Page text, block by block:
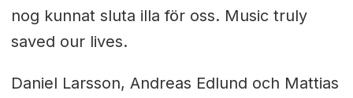
nog kunnat sluta illa för oss. Music truly
saved our lives.
Daniel Larsson, Andreas Edlund och Mattias